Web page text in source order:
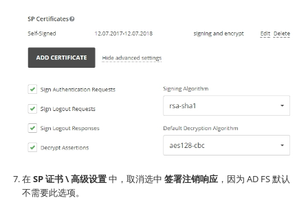
在SP 证书 \ 高级设置中，取消选中 签署注销响应 ，因为 AD FS 默认
不需要此选项。